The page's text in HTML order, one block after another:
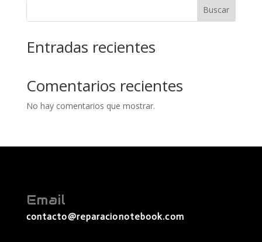
Buscar
Entradas recientes
Comentarios recientes
No hay comentarios que mostrar.
Email
contacto@reparacionotebook.com